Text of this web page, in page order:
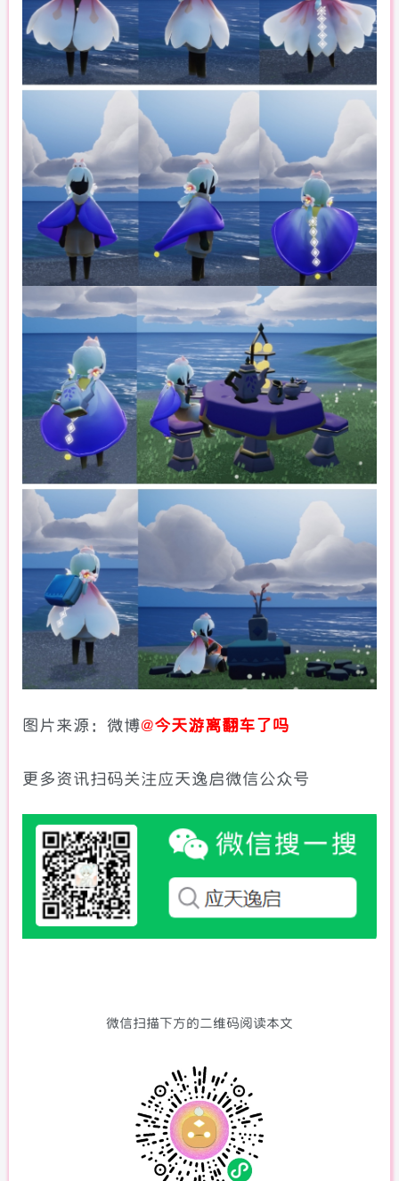
图片来源： 微博@今天游离翻车了吗
更多资讯扫码关注应天逸启微信公众号
微信扫描下方的二维码阅读本文